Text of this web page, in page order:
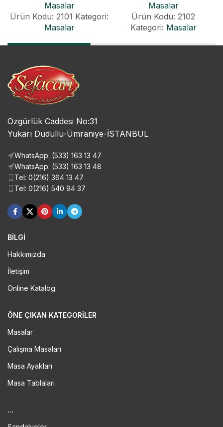
Masalar
Ürün Kodu: 2101 Kategori:
Masalar
Masalar
Ürün Kodu: 2102
Kategori: Masalar
Özgürlük Caddesi No:31
Yukarı Dudullu-Ümraniye-İSTANBUL
WhatsApp: (533) 163 13 47
WhatsApp: (533) 163 13 48
Tel: 0(216) 364 13 47
Tel: 0(216) 540 94 37
BİLGİ
Hakkımızda
İletişim
Online Katalog
ÖNE ÇIKAN KATEGORILER
Masalar
Çalışma Masaları
Masa Ayakları
Masa Tablaları
...